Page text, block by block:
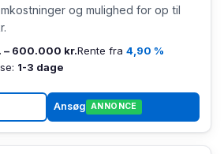
og mulighed for op til
– 600.000 kr.Rente fra 4,90 %
1-3 dage
Ansøg ANNONCE